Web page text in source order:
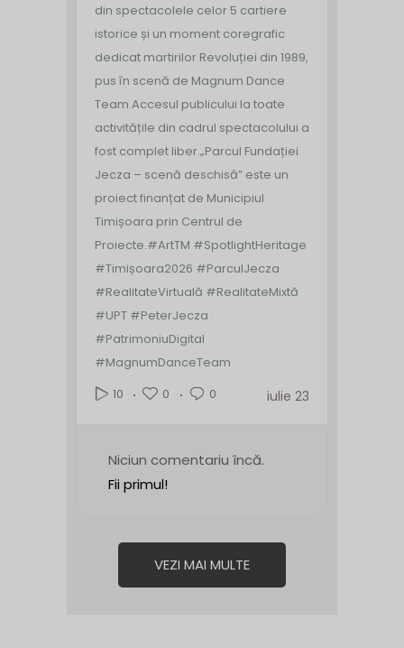
din spectacolele celor 5 cartiere
istorice și un moment coregrafic
dedicat martirilor Revoluției din 1989,
pus în scenă de Magnum Dance
Team.Accesul publicului la toate
activitățile din cadrul spectacolului a
fost complet liber.„Parcul Fundației
Jecza – scenă deschisă” este un
proiect finanțat de Municipiul
Timișoara prin Centrul de
Proiecte.#ArtTM #SpotlightHeritage
#Timișoara2026 #ParculJecza
#RealitateVirtuală #RealitateMixtă
#UPT #PeterJecza
#PatrimoniuDigital
#MagnumDanceTeam
10
0 0 iulie 23
Niciun comentariu încă.
Fii primul!
VEZI MAI MULTE